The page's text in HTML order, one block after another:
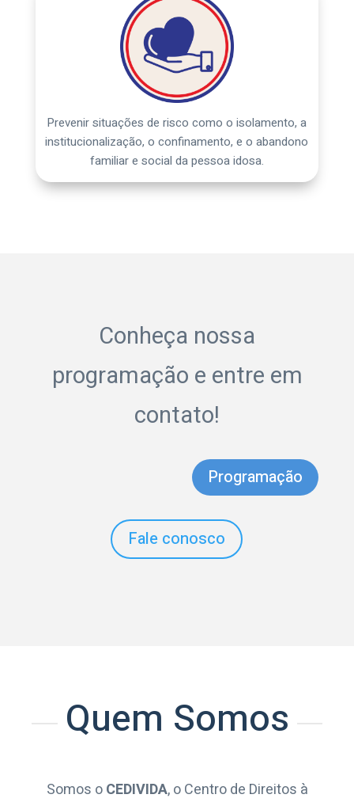
Prevenir situações de risco como o isolamento, a
institucionalização, o confinamento, e o abandono
familiar e social da pessoa idosa.
Conheça nossa
programação e entre em
contato!
Programação
Fale conosco
Quem Somos
Somos oCEDIVIDA, o Centro de Direitos à